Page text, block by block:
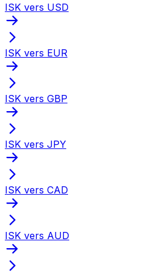
ISK vers USD
ISK vers EUR
ISK vers GBP
ISK vers JPY
ISK vers CAD
ISK vers AUD